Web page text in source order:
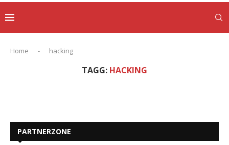
Home - hacking
TAGG: HACKING
PARTNERZONE